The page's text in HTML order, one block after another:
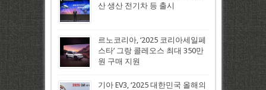
산 생산 전기차 등 출시
르노코리아, ‘2025 코리아세일페
스타’ 그랑 콜레오스 최대 350만
원 구매 지원
기아 EV3, ‘2025 대한민국 올해의